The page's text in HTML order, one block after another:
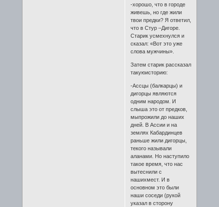
-хорошо, что в городе
живешь, но где жили
твои предки? Я ответил,
что в Стур –Дигоре.
Старик усмехнулся и
сказал: «Вот это уже
слова мужчины».
Затем старик рассказал
такуюисторию:
-Ассцы (балкарцы) и
дигорцы являются
одним народом. И
слыша это от предков,
мыпрожили до наших
дней. В Ассии и на
землях Кабардинцев
раньше жили дигорцы,
текого называли
аланами. Но наступило
такое время, что нас
вытеснили с
нашихмест. И в
основном это были
наши соседи (рукой
указал в сторону